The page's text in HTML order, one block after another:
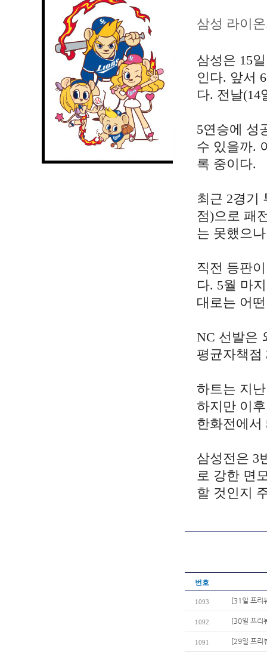
삼성 라이
삼성은 15
인다. 앞서
다. 전날(14
5연승에 성
수 있을까.
록 중이다.
최근 2경기
점)으로 패
는 못했으
직전 등판
다. 5월 마
대로는 어
NC 선발은
평균자책점
하트는 지
하지만 이
한화전에서
삼성전은 3
로 강한 면
할 것인지
번호
1093 [31일 프리
1092 [30일 프리
1091 [29일 프리